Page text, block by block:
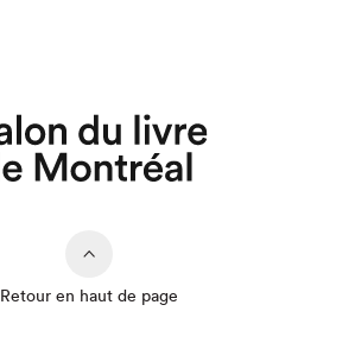
Retour en haut de page